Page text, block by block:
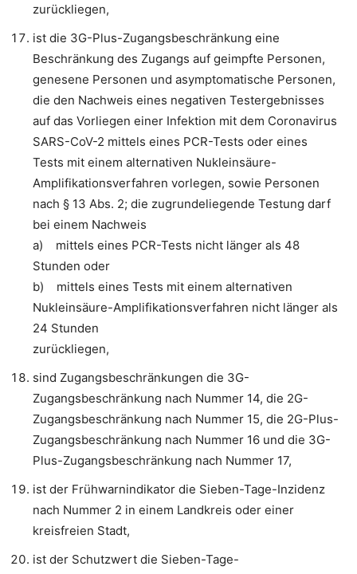
zurückliegen,
ist die 3G-Plus-Zugangsbeschränkung eine
Beschränkung des Zugangs auf geimpfte Personen,
genesene Personen und asymptomatische Personen,
die den Nachweis eines negativen Testergebnisses
auf das Vorliegen einer Infektion mit dem Coronavirus
SARS-CoV-2 mittels eines PCR-Tests oder eines
Tests mit einem alternativen Nukleinsäure-
Amplifikationsverfahren vorlegen, sowie Personen
nach § 13 Abs. 2; die zugrundeliegende Testung darf
bei einem Nachweis
a) mittels eines PCR-Tests nicht länger als 48
Stunden oder
b) mittels eines Tests mit einem alternativen
Nukleinsäure-Amplifikationsverfahren nicht länger als
24 Stunden
zurückliegen,
sind Zugangsbeschränkungen die 3G-
Zugangsbeschränkung nach Nummer 14, die 2G-
Zugangsbeschränkung nach Nummer 15, die 2G-Plus-
Zugangsbeschränkung nach Nummer 16 und die 3G-
Plus-Zugangsbeschränkung nach Nummer 17,
ist der Frühwarnindikator die Sieben-Tage-Inzidenz
nach Nummer 2 in einem Landkreis oder einer
kreisfreien Stadt,
ist der Schutzwert die Sieben-Tage-